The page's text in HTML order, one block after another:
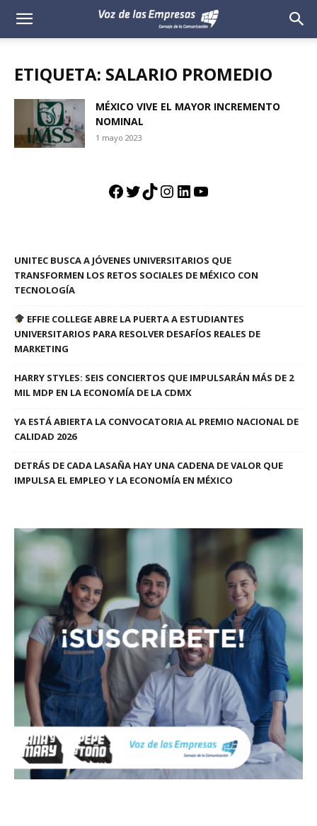
Voz
Empresas
ETIQUETA: SALARIO PROMEDIO
MÉXICO VIVE EL MAYOR INCREMENTO
NOMINAL
1 mayo 2023
Facebook
Twitter
TikTok
Instagram
LinkedIn
YouTube
UNITEC BUSCA A JÓVENES UNIVERSITARIOS QUE
TRANSFORMEN LOS RETOS SOCIALES DE MÉXICO CON
TECNOLOGÍA
EFFIE COLLEGE ABRE LA PUERTA A ESTUDIANTES
UNIVERSITARIOS PARA RESOLVER DESAFÍOS REALES DE
MARKETING
HARRY STYLES: SEIS CONCIERTOS QUE IMPULSARÁN MÁS DE 2
MIL MDP EN LA ECONOMÍA DE LA CDMX
YA ESTÁ ABIERTA LA CONVOCATORIA AL PREMIO NACIONAL DE
CALIDAD 2026
DETRÁS DE CADA LASAÑA HAY UNA CADENA DE VALOR QUE
IMPULSA EL EMPLEO Y LA ECONOMÍA EN MÉXICO